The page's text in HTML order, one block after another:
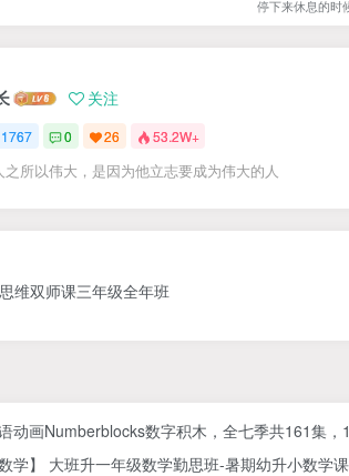
停下来休息的时
关注
1767 0 26 53.2W+
之所以伟大，是因为他立志要成为伟大的人
维双师课三年级全年班
动画Numberblocks数字积木，全七季共161集
学】 大班升一年级数学勤思班-暑期幼升小数学